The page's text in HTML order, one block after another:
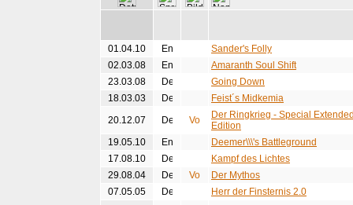
01.04.10
Sander's Folly
02.03.08
Amaranth Soul Shift
23.03.08
Going Down
18.03.03
Feist´s Midkemia
20.12.07
Der Ringkrieg - Special
Edition
19.05.10
Deemer\\\'s Battleground
17.08.10
Kampf des Lichtes
29.08.04
Der Mythos
07.05.05
Herr der Finsternis 2.0